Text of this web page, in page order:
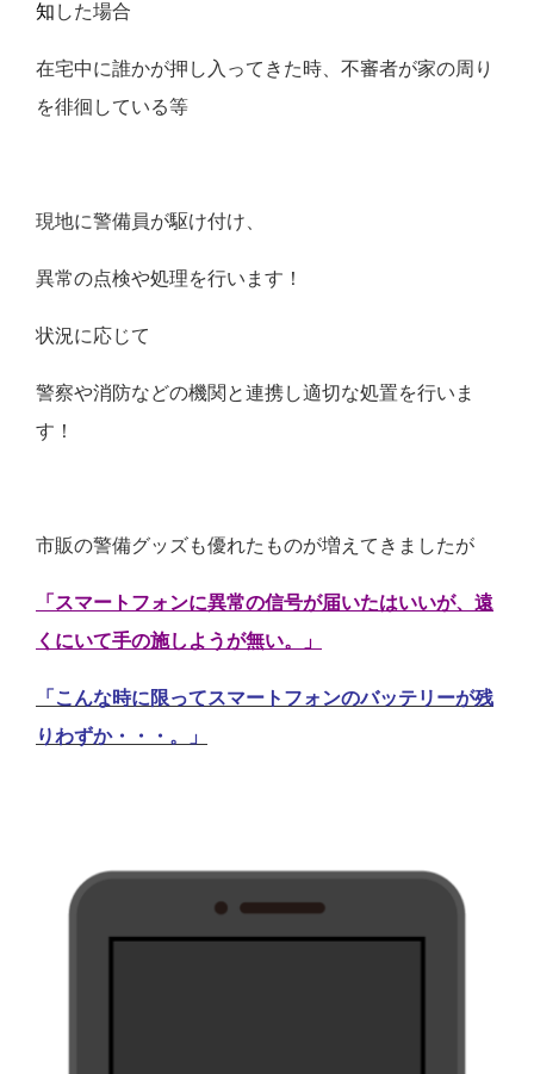
知 した場合
在宅中に誰かが押し入ってきた時、不審者が家の周り
を徘徊している等
現地に警備員が駆け付け、
異常の点検や処理を行います！
状況に応じて
警察や消防などの機関と連携し適切な処置を行いま
す！
市販の警備グッズも優れたものが増えてきましたが
「スマートフォンに異常の信号が届いたはいいが、遠
くにいて手の施しようが無い。」
「こんな時に限ってスマートフォンのバッテリーが残
りわずか・・・。」